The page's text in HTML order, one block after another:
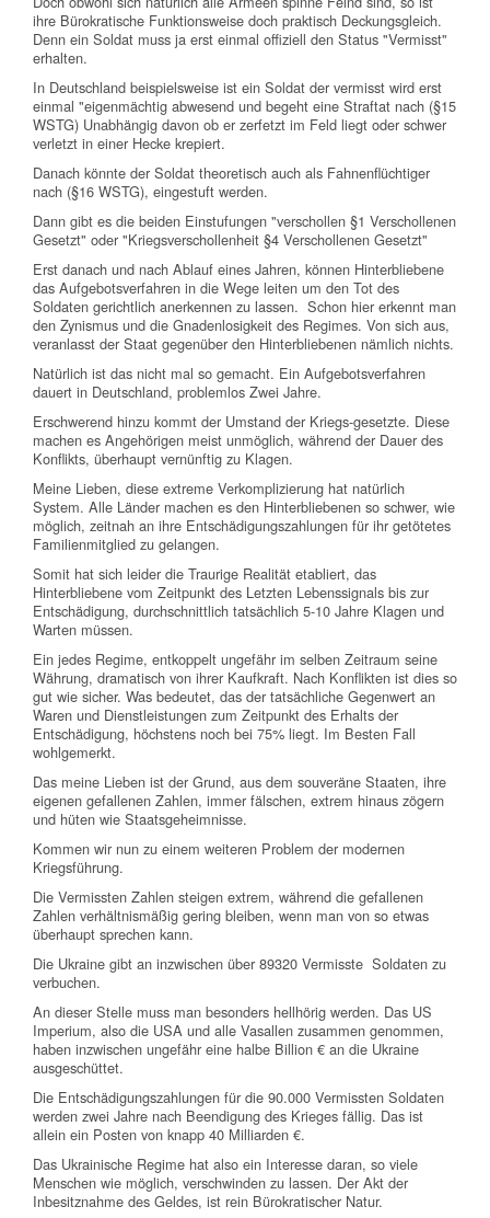
ihre Bürokratische Funktionsweise doch praktisch Deckungsgleich.
Denn ein Soldat muss ja erst einmal offiziell den Status "Vermisst"
erhalten.
In Deutschland beispielsweise ist ein Soldat der vermisst wird erst
einmal "eigenmächtig abwesend und begeht eine Straftat nach (§15
WSTG) Unabhängig davon ob er zerfetzt im Feld liegt oder schwer
verletzt in einer Hecke krepiert.
Danach könnte der Soldat theoretisch auch als Fahnenflüchtiger
nach (§16 WSTG), eingestuft werden.
Dann gibt es die beiden Einstufungen "verschollen §1 Verschollenen
Gesetzt" oder "Kriegsverschollenheit §4 Verschollenen Gesetzt"
Erst danach und nach Ablauf eines Jahren, können Hinterbliebene
das Aufgebotsverfahren in die Wege leiten um den Tot des
Soldaten gerichtlich anerkennen zu lassen. Schon hier erkennt man
den Zynismus und die Gnadenlosigkeit des Regimes. Von sich aus,
veranlasst der Staat gegenüber den Hinterbliebenen nämlich nichts.
Natürlich ist das nicht mal so gemacht. Ein Aufgebotsverfahren
dauert in Deutschland, problemlos Zwei Jahre.
Erschwerend hinzu kommt der Umstand der Kriegs-gesetzte. Diese
machen es Angehörigen meist unmöglich, während der Dauer des
Konflikts, überhaupt vernünftig zu Klagen.
Meine Lieben, diese extreme Verkomplizierung hat natürlich
System. Alle Länder machen es den Hinterbliebenen so schwer, wie
möglich, zeitnah an ihre Entschädigungszahlungen für ihr getötetes
Familienmitglied zu gelangen.
Somit hat sich leider die Traurige Realität etabliert, das
Hinterbliebene vom Zeitpunkt des Letzten Lebenssignals bis zur
Entschädigung, durchschnittlich tatsächlich 5-10 Jahre Klagen und
Warten müssen.
Ein jedes Regime, entkoppelt ungefähr im selben Zeitraum seine
Währung, dramatisch von ihrer Kaufkraft. Nach Konflikten ist dies so
gut wie sicher. Was bedeutet, das der tatsächliche Gegenwert an
Waren und Dienstleistungen zum Zeitpunkt des Erhalts der
Entschädigung, höchstens noch bei 75% liegt. Im Besten Fall
wohlgemerkt.
Das meine Lieben ist der Grund, aus dem souveräne Staaten, ihre
eigenen gefallenen Zahlen, immer fälschen, extrem hinaus zögern
und hüten wie Staatsgeheimnisse.
Kommen wir nun zu einem weiteren Problem der modernen
Kriegsführung.
Die Vermissten Zahlen steigen extrem, während die gefallenen
Zahlen verhältnismäßig gering bleiben, wenn man von so etwas
überhaupt sprechen kann.
Die Ukraine gibt an inzwischen über 89320 Vermisste Soldaten zu
verbuchen.
An dieser Stelle muss man besonders hellhörig werden. Das US
Imperium, also die USA und alle Vasallen zusammen genommen,
haben inzwischen ungefähr eine halbe Billion € an die Ukraine
ausgeschüttet.
Die Entschädigungszahlungen für die 90.000 Vermissten Soldaten
werden zwei Jahre nach Beendigung des Krieges fällig. Das ist
allein ein Posten von knapp 40 Milliarden €.
Das Ukrainische Regime hat also ein Interesse daran, so viele
Menschen wie möglich, verschwinden zu lassen. Der Akt der
Inbesitznahme des Geldes, ist rein Bürokratischer Natur.